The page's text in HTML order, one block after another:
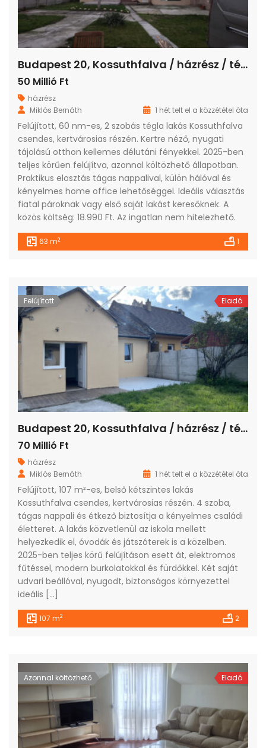
Budapest 20, Kossuthfalva / házrész / tégla / 2 szoba / 63 m²
50 Millió Ft
házrész
Miklós Bernáth
1 hét telt el a közzététel óta
Felújított, 60 nm-es, 2 szobás tégla lakás Kossuthfalva
csendes, kertvárosias részén. Kertre néző, nyugati
tájolású otthon kellemes délutáni fényekkel. 2025-ben
teljes körűen felújítva, azonnal költözhető állapotban.
Praktikus elosztás tágas nappalival, külön hálóval és
kényelmes home office lehetőséggel. Ideális választás
fiatal pároknak vagy első saját lakást keresőknek. A
közös költség: 18.990 Ft. Az ingatlan nem hitelezhető.
63 m2 1
Felújított Eladó
Budapest 20, Kossuthfalva / házrész / tégla / 5 szoba / 107 m²
70 Millió Ft
házrész
Miklós Bernáth
1 hét telt el a közzététel óta
Felújított, 107 m²-es, belső kétszintes lakás
Kossuthfalva csendes, kertvárosias részén. 4 szoba,
tágas nappali és étkező biztosítja a kényelmes családi
életteret. A lakás közvetlenül az iskola mellett
helyezkedik el, óvodák és játszóterek is a közelben.
2025-ben teljes körű felújításon esett át, elektromos
fűtéssel, modern burkolatokkal és fürdőkkel. Két saját
udvari beállóval, nyugodt, biztonságos környezettel
ideális […]
107 m2 2
Azonnal költözhető Eladó